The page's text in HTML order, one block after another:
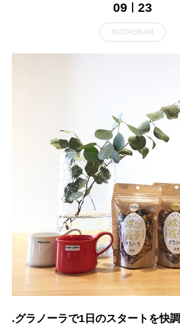
09 23
INSTAGRAM
.グラノーラで1日のスタートを快